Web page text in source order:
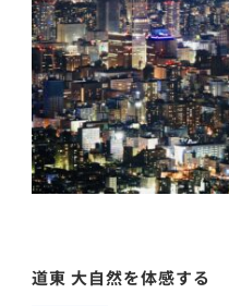
道東 大自然を体感する